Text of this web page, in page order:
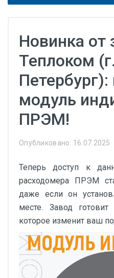
Новинка от
Теплоком
модуль
ПРЭМ!
Опубликовано: 16.07.2025
Теперь доступ к
расходомера ПРЭМ
даже если он
месте. Завод
которое изменит ваш